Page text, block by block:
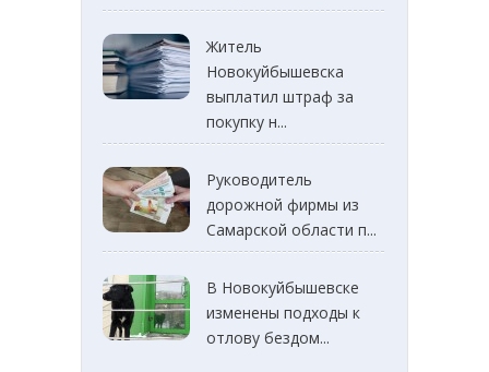
Житель
Новокуйбышевска
выплатил штраф за
покупку н...
Руководитель
дорожной фирмы из
Самарской области п...
В Новокуйбышевске
изменены подходы к
отлову бездом...